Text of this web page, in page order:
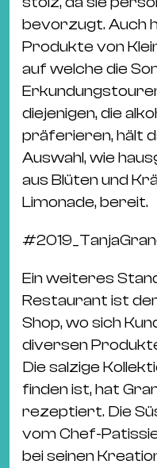
bevorzugt. Auch
Produkte von
auf welche die
diejenigen, die
präferieren, hält
Auswahl, wie
aus Blüten und
Limonade, bereit.
#
Ein weiteres
Restaurant ist
Shop, wo sich
diversen
Die salzige
finden ist, hat
rezeptiert. Die
vom Chef-
bei seinen